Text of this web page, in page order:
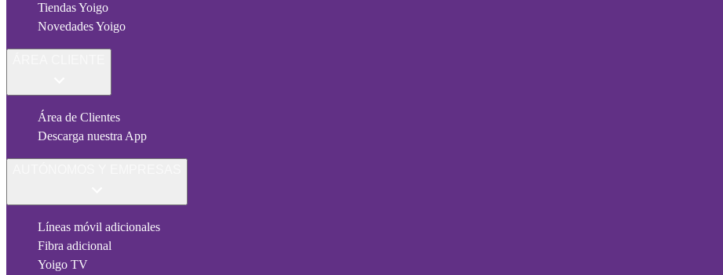
Tiendas Yoigo
Novedades Yoigo
Área de Clientes
Descarga nuestra App
Líneas móvil adicionales
Fibra adicional
Yoigo TV